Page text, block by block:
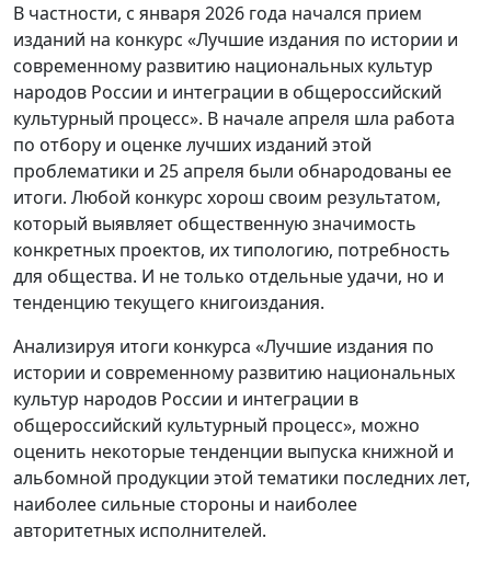
В частности, с января 2026 года начался прием
изданий на конкурс «Лучшие издания по истории и
современному развитию национальных культур
народов России и интеграции в общероссийский
культурный процесс». В начале апреля шла работа
по отбору и оценке лучших изданий этой
проблематики и 25 апреля были обнародованы ее
итоги. Любой конкурс хорош своим результатом,
который выявляет общественную значимость
конкретных проектов, их типологию, потребность
для общества. И не только отдельные удачи, но и
тенденцию текущего книгоиздания.
Анализируя итоги конкурса «Лучшие издания по
истории и современному развитию национальных
культур народов России и интеграции в
общероссийский культурный процесс», можно
оценить некоторые тенденции выпуска книжной и
альбомной продукции этой тематики последних лет,
наиболее сильные стороны и наиболее
авторитетных исполнителей.